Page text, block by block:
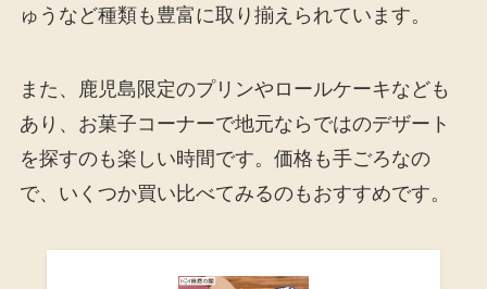
ゅうなど種類も豊富に取り揃えられています。
また、鹿児島限定のプリンやロールケーキなども
あり、お菓子コーナーで地元ならではのデザート
を探すのも楽しい時間です。価格も手ごろなの
で、いくつか買い比べてみるのもおすすめです。